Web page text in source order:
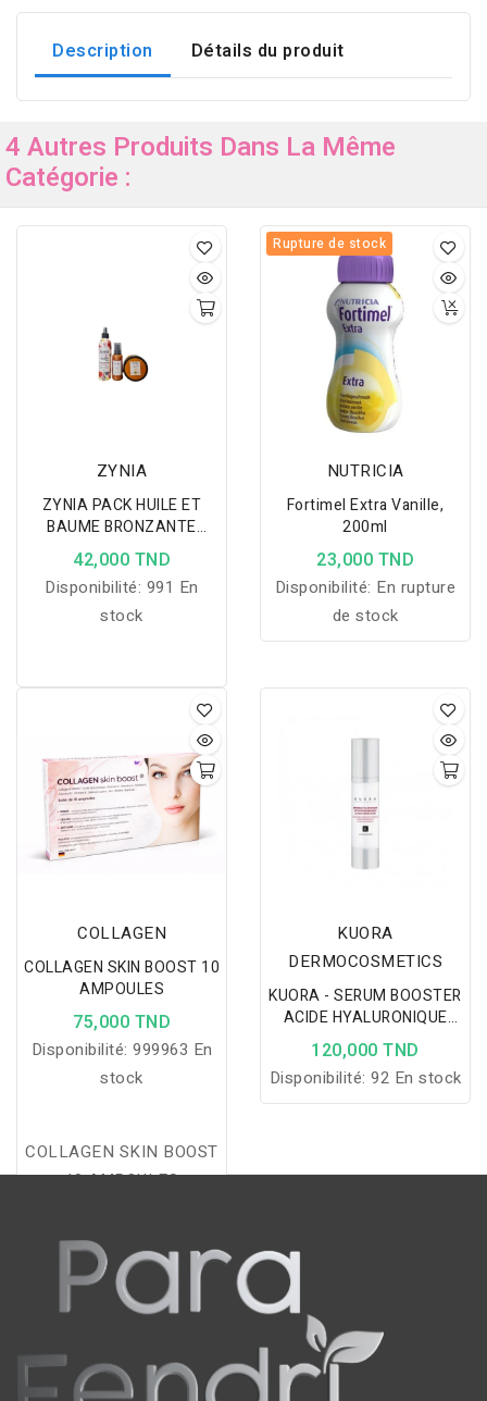
Description Détails du produit
4 Autres Produits Dans La Même
Catégorie :
ZYNIA
ZYNIA PACK HUILE ET
BAUME BRONZANTE
PAILLETEE + BRUME
PARFUME SUBLIME
42,000 TND
Disponibilité: 991 En
stock
Rupture de stock
NUTRICIA
Fortimel Extra Vanille,
200ml
23,000 TND
Disponibilité: En rupture
de stock
COLLAGEN
COLLAGEN SKIN BOOST 10
AMPOULES
75,000 TND
Disponibilité: 999963 En
stock
COLLAGEN SKIN BOOST
10 AMPOULES
KUORA
DERMOCOSMETICS
KUORA - SERUM BOOSTER
ACIDE HYALURONIQUE
50ML
120,000 TND
Disponibilité: 92 En stock